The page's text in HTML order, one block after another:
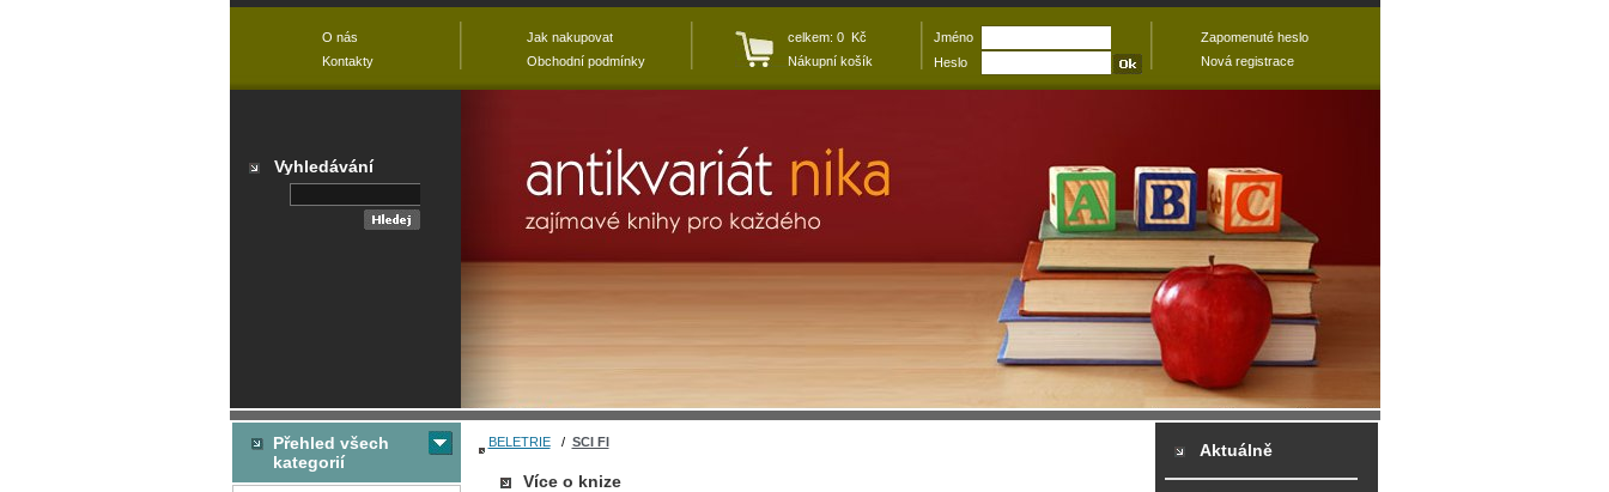
BELETRIE/ SCI FI
Více o knize
Přehled všech
kategorií
Aktuálně
O nás
Kontakty
Jak nakupovat
Obchodní podmínky
celkem: 0 Kč
Nákupní košík
Jméno
Heslo
Zapomenuté heslo
Nová registrace
Vyhledávání